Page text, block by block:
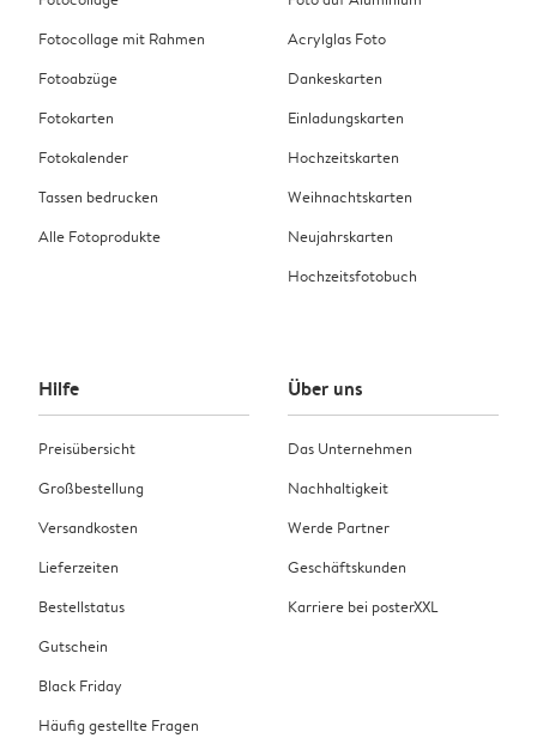
Fotocollage mit Rahmen
Fotoabzüge
Fotokarten
Fotokalender
Tassen bedrucken
Alle Fotoprodukte
Acrylglas Foto
Dankeskarten
Einladungskarten
Hochzeitskarten
Weihnachtskarten
Neujahrskarten
Hochzeitsfotobuch
Hilfe
Preisübersicht
Großbestellung
Versandkosten
Lieferzeiten
Bestellstatus
Gutschein
Black Friday
Häufig gestellte Fragen
Über uns
Das Unternehmen
Nachhaltigkeit
Werde Partner
Geschäftskunden
Karriere bei posterXXL